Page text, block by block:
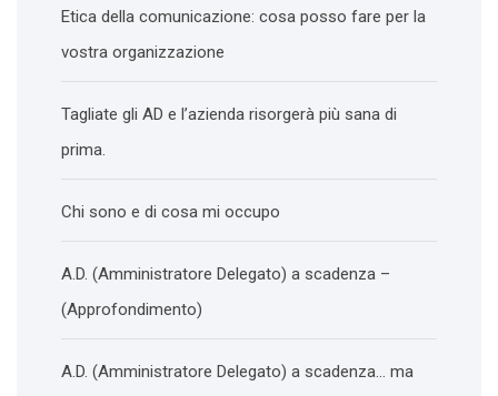
Etica della comunicazione: cosa posso fare per la
vostra organizzazione
Tagliate gli AD e l’azienda risorgerà più sana di
prima.
Chi sono e di cosa mi occupo
A.D. (Amministratore Delegato) a scadenza –
(Approfondimento)
A.D. (Amministratore Delegato) a scadenza… ma